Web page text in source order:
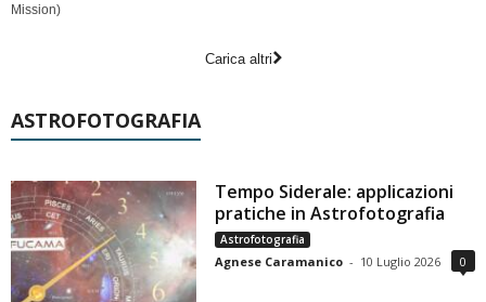
Mission)
Carica altri
ASTROFOTOGRAFIA
Tempo Siderale: applicazioni
pratiche in Astrofotografia
Astrofotografia
Agnese Caramanico - 10 Luglio 2026 0